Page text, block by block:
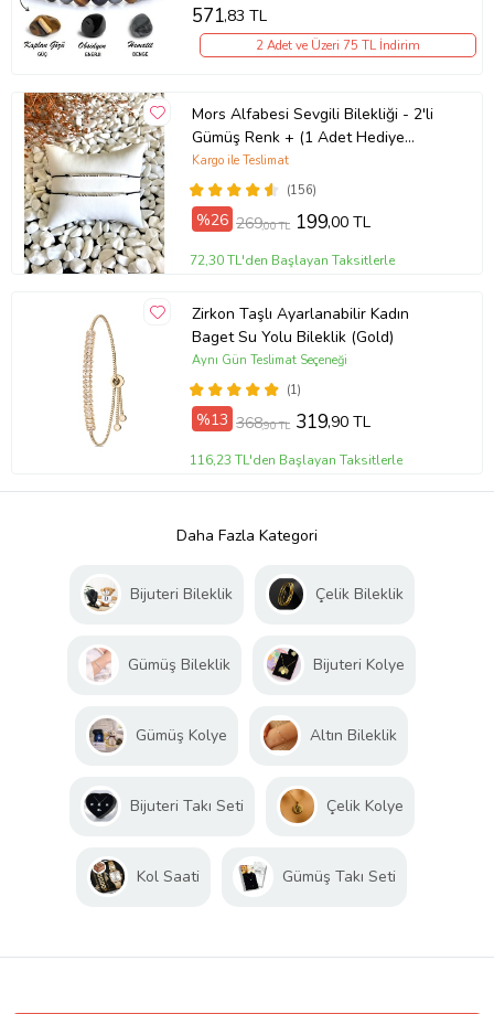
571,83 TL
2 Adet ve Üzeri 75 TL İndirim
Mors Alfabesi Sevgili Bilekliği - 2'li
Gümüş Renk + (1 Adet Hediye
Bileklik)
(156)
Kargo ile Teslimat
%26 269,00 TL 199,00 TL
72,30 TL'den Başlayan Taksitlerle
Zirkon Taşlı Ayarlanabilir Kadın
Baget Su Yolu Bileklik (Gold)
(1)
Aynı Gün Teslimat Seçeneği
%13 368,90 TL 319,90 TL
116,23 TL'den Başlayan Taksitlerle
Daha Fazla Kategori
Bijuteri Bileklik Çelik Bileklik
Gümüş Bileklik Bijuteri Kolye
Gümüş Kolye Altın Bileklik
Bijuteri Takı Seti Çelik Kolye
Kol Saati Gümüş Takı Seti